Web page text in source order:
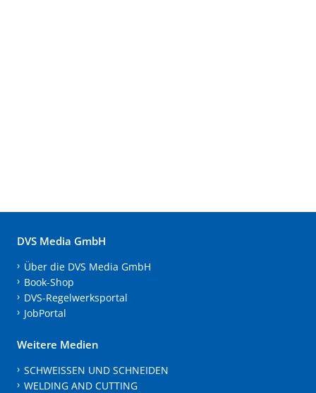
DVS Media GmbH
Über die DVS Media GmbH
Book-Shop
DVS-Regelwerksportal
JobPortal
Weitere Medien
SCHWEISSEN UND SCHNEIDEN
WELDING AND CUTTING